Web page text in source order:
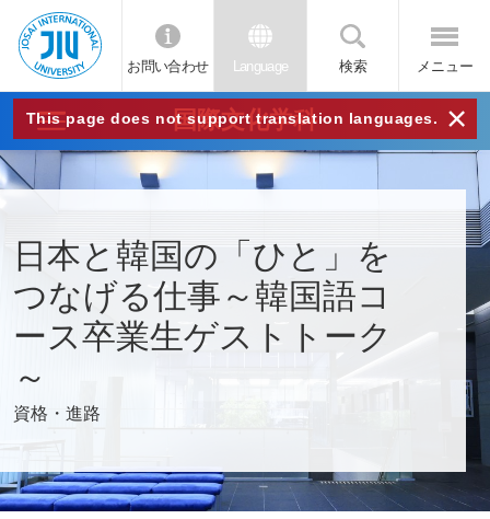
JIU
城西
国際
大学
お問い合わせ Language 検索 メニュー
This page does not support translation languages. ×
国際文化学科
日本と韓国の「ひと」を
つなげる仕事～韓国語コ
ース卒業生ゲストトーク
～
資格・進路